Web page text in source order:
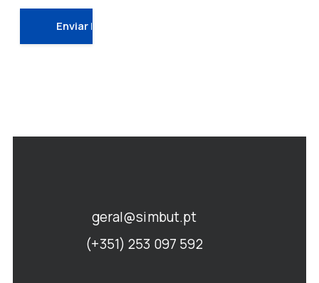
geral@simbut.pt
(+351) 253 097 592